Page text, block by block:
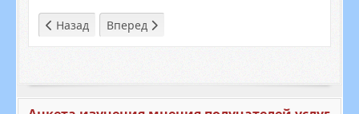
Предыдущий: История библиотеки
Назад Следующий: Контактная информация
Вперед